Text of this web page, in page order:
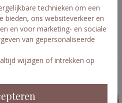
technieken om een
bieden, ons websiteverkeer en
en voor marketing- en sociale
van gepersonaliseerde
wijzigen of intrekken op
wilt gebruiken.
ook leuk